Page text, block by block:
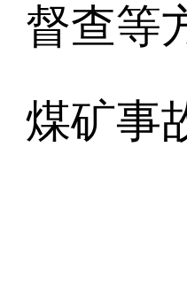
督查等
煤矿事